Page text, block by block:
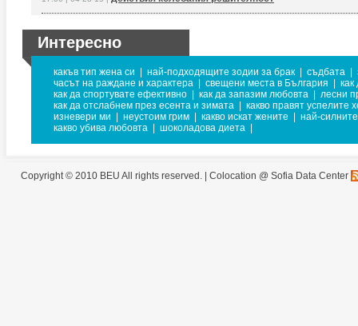
Интересно
какъв тип жена си най-подходящите зодии за брак съдбата
часът на раждане и характера
свещени места в България
как да спортувате ефективно
как да запазим любовта
лесни
как да отслабнем през есента и зимата
какво правят успелите
изневери ми
неустоим грим какво искат жените
най-
какво убива любовта
шоколадова диета
Copyright © 2010 BEU All rights reserved. | Colocation @ Sofia Data Center